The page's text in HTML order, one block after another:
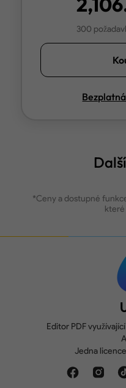
300
*Ceny a dostupné
které
Editor PDF
Jedna